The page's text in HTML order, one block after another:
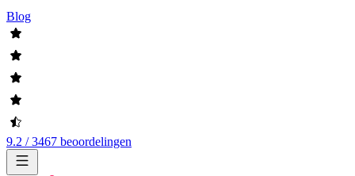
Blog
9.2 / 3467 beoordelingen